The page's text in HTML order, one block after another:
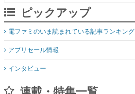
ピックアップ
電ファミのいま読まれている記事ランキング
アプリセール情報
インタビュー